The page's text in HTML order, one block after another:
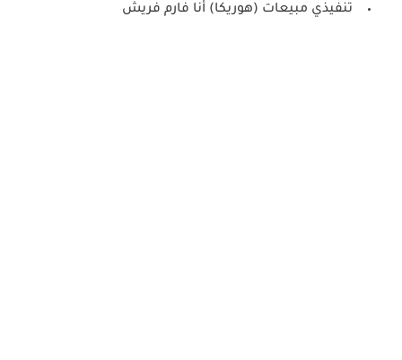
تنفيذي مبيعات (هوريكا) أنا فارم فريش